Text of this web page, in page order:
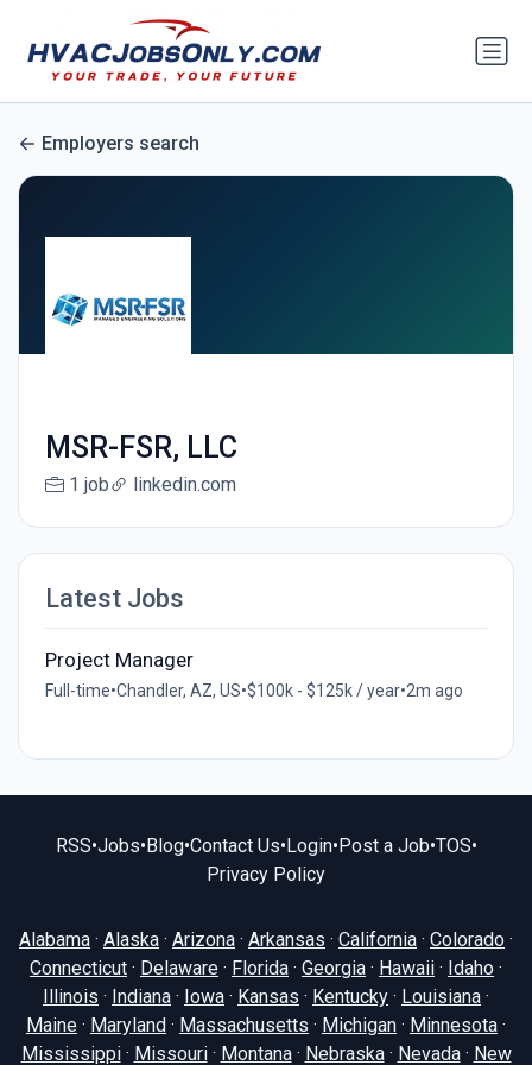
Employers search
MSR-FSR, LLC
1 job linkedin.com
Latest Jobs
Project Manager
Full-time•Chandler, AZ, US•$100k - $125k / year•2m ago
RSS•Jobs• Blog•Contact Us• Login• Post a Job•TOS•
Privacy Policy
Alabama · Alaska · Arizona · Arkansas · California · Colorado ·
Connecticut · Delaware · Florida · Georgia · Hawaii · Idaho ·
Illinois · Indiana · Iowa · Kansas · Kentucky · Louisiana ·
Maine · Maryland · Massachusetts · Michigan · Minnesota ·
Mississippi· Missouri· Montana· Nebraska· Nevada· New